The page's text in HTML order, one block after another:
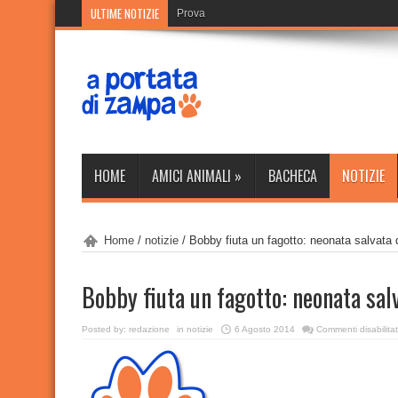
ULTIME NOTIZIE Prova
HOME AMICI ANIMALI » BACHECA NOTIZIE
Home / notizie / Bobby fiuta un fagotto: ​neonata salvata
Bobby fiuta un fagotto: ​neonata
Posted by: redazione in notizie 6 Agosto 2014 Commenti